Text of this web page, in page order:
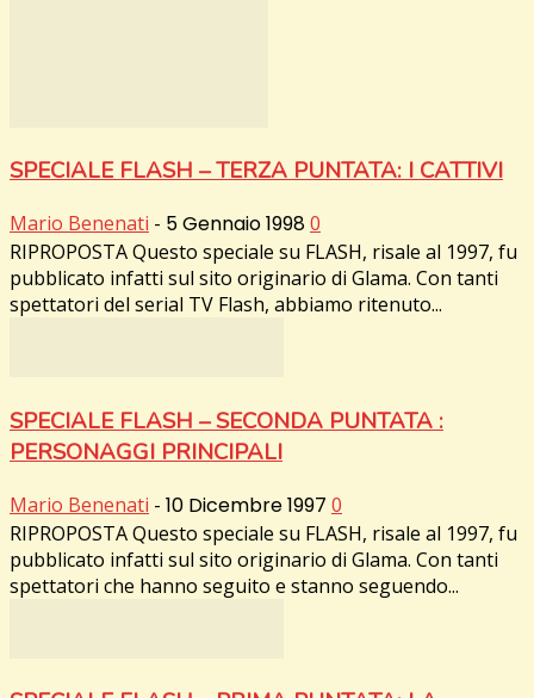
SPECIALE FLASH – TERZA PUNTATA: I CATTIVI
Mario Benenati - 5 Gennaio 19980
RIPROPOSTA Questo speciale su FLASH, risale al 1997, fu
pubblicato infatti sul sito originario di Glama. Con tanti
spettatori del serial TV Flash, abbiamo ritenuto...
SPECIALE FLASH – SECONDA PUNTATA :
PERSONAGGI PRINCIPALI
Mario Benenati - 10 Dicembre 1997 0
RIPROPOSTA Questo speciale su FLASH, risale al 1997, fu
pubblicato infatti sul sito originario di Glama. Con tanti
spettatori che hanno seguito e stanno seguendo...